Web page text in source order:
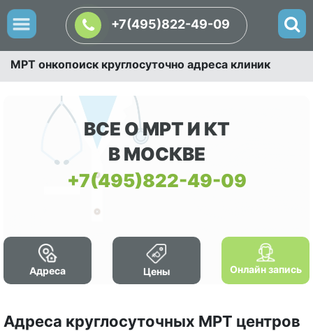
+7(495)822-49-09
МРТ онкопоиск круглосуточно адреса клиник
ВСЕ О МРТ И КТ
В МОСКВЕ
+7(495)822-49-09
Адреса Цены Онлайн запись
Адреса круглосуточных МРТ центров